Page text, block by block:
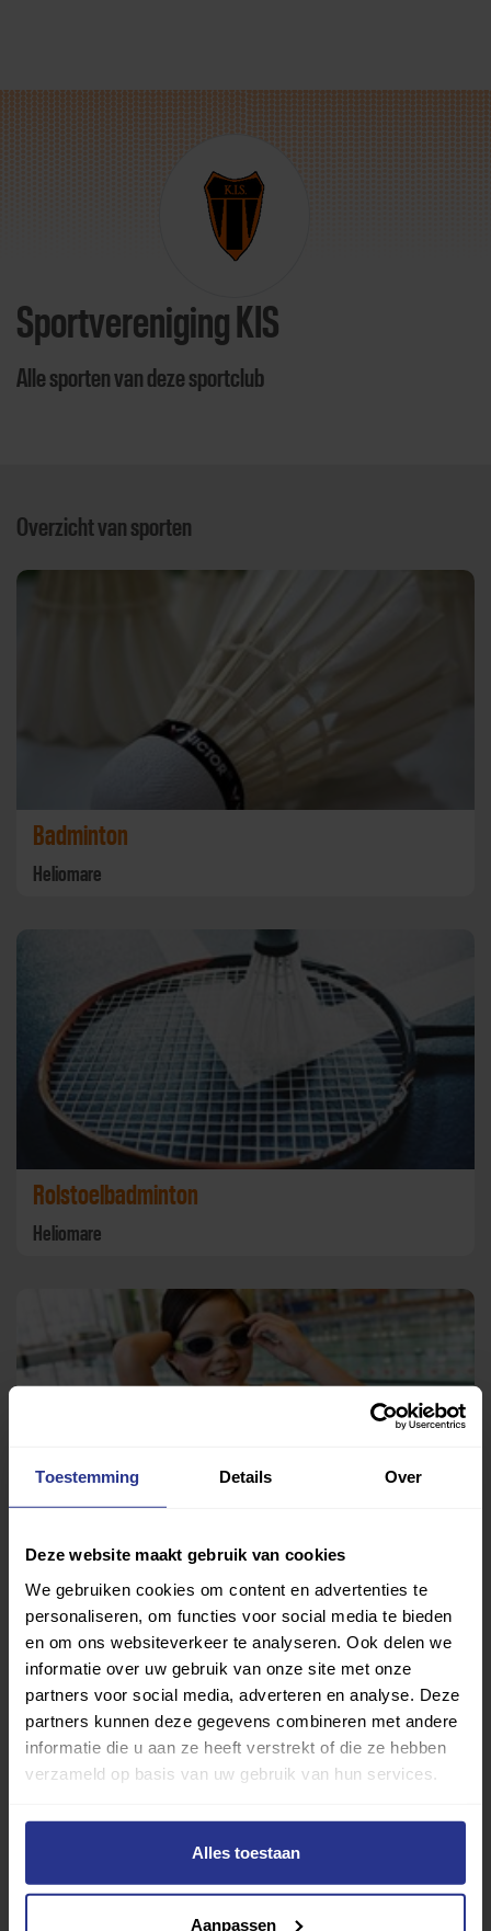
Toestemming Details Over
Deze website maakt gebruik van cookies
We gebruiken cookies om content en advertenties te
personaliseren, om functies voor social media te bieden
en om ons websiteverkeer te analyseren. Ook delen we
informatie over uw gebruik van onze site met onze
partners voor social media, adverteren en analyse. Deze
partners kunnen deze gegevens combineren met andere
informatie die u aan ze heeft verstrekt of die ze hebben
verzameld op basis van uw gebruik van hun services.
Alles toestaan
Aanpassen
Direct door naar content
Sportvereniging KIS
Alle sporten van deze sportclub
Overzicht van sporten
Badminton
Heliomare
Rolstoelbadminton
Heliomare
Zwemmen
Heliomare